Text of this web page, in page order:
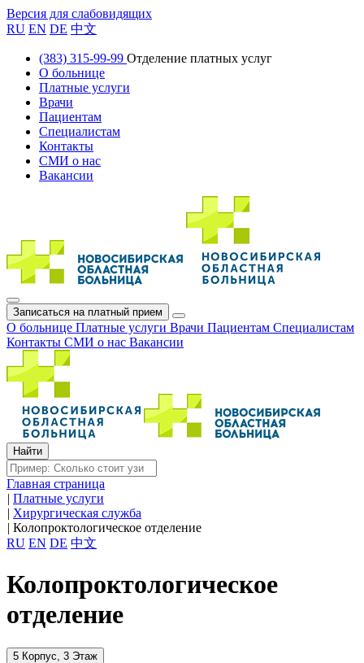
Версия для слабовидящих
RU EN DE 中文
(383) 315-99-99 Отделение платных услуг
О больнице
Платные услуги
Врачи
Пациентам
Специалистам
Контакты
СМИ о нас
Вакансии
Записаться на платный прием
О больнице Платные услуги Врачи Пациентам Специалистам
Контакты СМИ о нас Вакансии
Главная страница
| Платные услуги
| Хирургическая служба
| Колопроктологическое отделение
RU EN DE 中文
Колопроктологическое
отделение
5 Корпус, 3 Этаж